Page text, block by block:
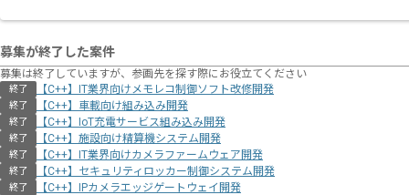
募集が終了した案件
募集は終了していますが、参画先を探す際にお役立てください
終了 【C++】IT業界向けメモレコ制御ソフト改修開発
終了 【C++】車載向け組み込み開発
終了 【C++】IoT充電サービス組み込み開発
終了 【C++】施設向け精算機システム開発
終了 【C++】IT業界向けカメラファームウェア開発
終了 【C++】セキュリティロッカー制御システム開発
終了 【C++】IPカメラエッジゲートウェイ開発